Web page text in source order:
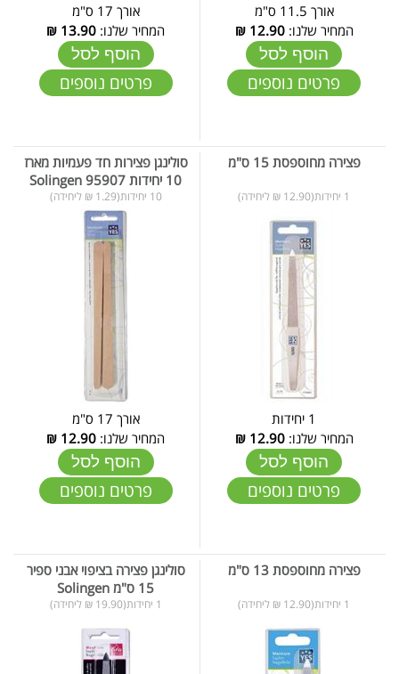
אורך 11.5 ס"מ
המחיר שלנו:12.90
₪
הוסף לסל
פרטים נוספים
אורך 17 ס"מ
המחיר שלנו: 13.90
₪
הוסף לסל
פרטים נוספים
פצירה מחוספסת 15 ס"מ
1 יחידות(12.90 ₪ ליחידה)
1 יחידות
המחיר שלנו:12.90
₪
הוסף לסל
פרטים נוספים
סולינגן פצירות חד פעמיות מארז
10 יחידות 95907 Solingen
10 יחידות(1.29 ₪ ליחידה)
אורך 17 ס"מ
המחיר שלנו: 12.90
₪
הוסף לסל
פרטים נוספים
פצירה מחוספסת 13 ס"מ
1 יחידות(12.90 ₪ ליחידה)
סולינגן פצירה בציפוי אבני ספיר
15 ס"מ Solingen
1 יחידות(19.90 ₪ ליחידה)